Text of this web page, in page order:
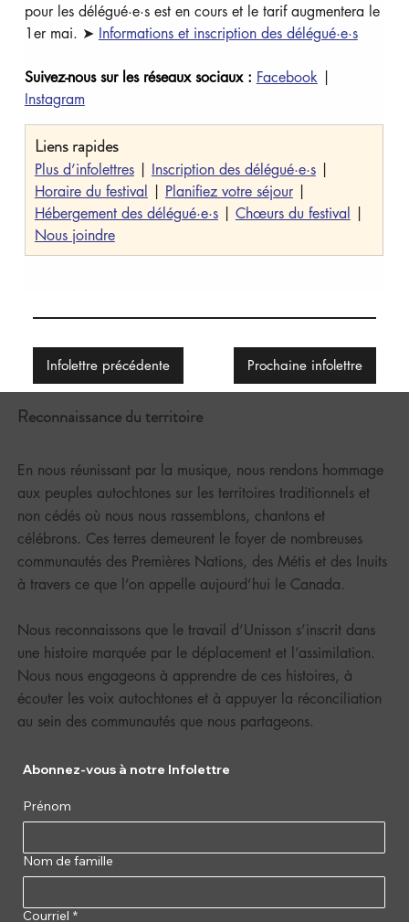
Infolettre précédente Prochaine infolettre
pour les délégué·e·s est en cours et le tarif augmentera le
1er mai. ➤ Informations et inscription des délégué·e·s
Suivez-nous sur les réseaux sociaux : Facebook |
Instagram
Liens rapides
Plus d’infolettres | Inscription des délégué·e·s |
Horaire du festival | Planifiez votre séjour |
Hébergement des délégué·e·s | Chœurs du festival |
Nous joindre
Reconnaissance du territoire
En nous réunissant par la musique, nous rendons hommage
aux peuples autochtones sur les territoires traditionnels et
non cédés où nous nous rassemblons, chantons et
célébrons. Ces terres demeurent le foyer de nombreuses
communautés des Premières Nations, des Métis et des Inuits
à travers ce que l’on appelle aujourd’hui le Canada.
Nous reconnaissons que le travail d’Unisson s’inscrit dans
une histoire marquée par le déplacement et l’assimilation.
Nous nous engageons à apprendre de ces histoires, à
écouter les voix autochtones et à appuyer la réconciliation
au sein des communautés que nous partageons.
Abonnez-vous à notre Infolettre
Prénom
Nom de famille
Courriel *